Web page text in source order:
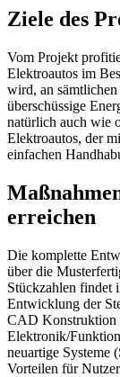
Ziele des
Vom Projekt
Elektroautos im
wird, an
überschüssige
natürlich auch wie
Elektroautos, der
einfachen
erreichen
Die komplette
über die
Stückzahlen findet
Entwicklung der
CAD Konstruktion
Elektronik/
neuartige Systeme
Vorteilen für